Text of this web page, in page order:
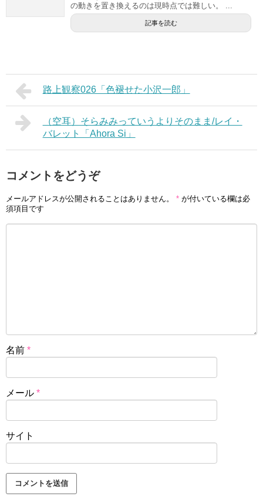
の動きを置き換えるのは現時点では難しい。 ...
記事を読む
路上観察026「色褪せた小沢一郎」
（空耳）そらみみっていうよりそのまま/レイ・
バレット「Ahora Si」
コメントをどうぞ
メールアドレスが公開されることはありません。 * が付いている欄は必
須項目です
名前 *
メール *
サイト